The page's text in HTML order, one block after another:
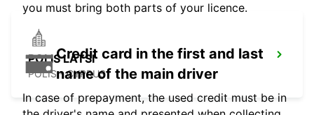
POLIS LATSI
POLIS - CYPRUS
you must bring both parts of your licence.
Credit card in the first and last
name of the main driver
In case of prepayment, the used credit must be in